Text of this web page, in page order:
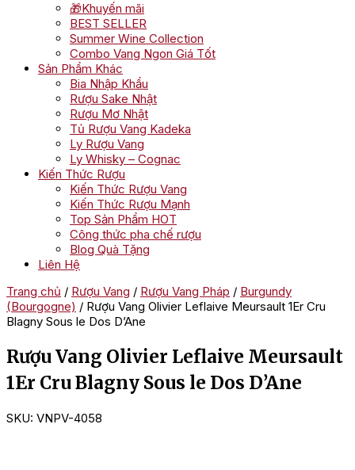
🎁Khuyến mãi
BEST SELLER
Summer Wine Collection
Combo Vang Ngon Giá Tốt
Sản Phẩm Khác
Bia Nhập Khẩu
Rượu Sake Nhật
Rượu Mơ Nhật
Tủ Rượu Vang Kadeka
Ly Rượu Vang
Ly Whisky – Cognac
Kiến Thức Rượu
Kiến Thức Rượu Vang
Kiến Thức Rượu Mạnh
Top Sản Phẩm HOT
Công thức pha chế rượu
Blog Quà Tặng
Liên Hệ
Trang chủ / Rượu Vang / Rượu Vang Pháp / Burgundy
(Bourgogne) / Rượu Vang Olivier Leflaive Meursault 1Er Cru
Blagny Sous le Dos D’Ane
Rượu Vang Olivier Leflaive Meursault
1Er Cru Blagny Sous le Dos D’Ane
SKU: VNPV-4058